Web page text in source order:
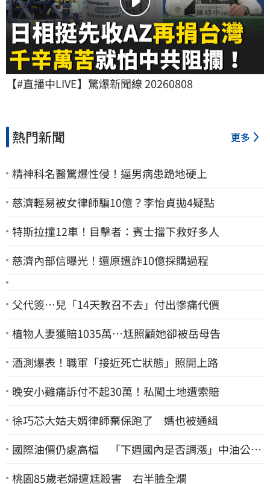
【#直播中LIVE】驚爆新聞線 20260808
熱門新聞 更多
精神科名醫驚爆性侵！逼男病患跪地硬上
慈濟輕易被女律師騙10億？李怡貞拋4疑點
特斯拉撞12車！目擊者：賓士擋下救好多人
慈濟內部信曝光！還原遭詐10億採購過程
父代簽…兒「14天教召不去」付出慘痛代價
植物人妻獲賠1035萬…尪照顧她卻被岳母告
酒測爆表！職軍「接近死亡狀態」照開上路
晚安小雞痛訴付不起30萬！私闖土地遭索賠
徐巧芯大姑夫婿律師棄保跑了 媽也被通緝
國際油價仍處高檔 「下週國內是否調漲」中油公布
了
桃園85歲老婦遭尪殺害 右半臉全爛